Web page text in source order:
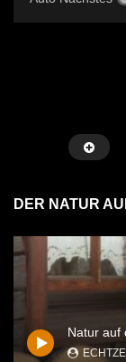
03:24
Das
ECHTZEIT-TV
DER NATUR
Natur auf